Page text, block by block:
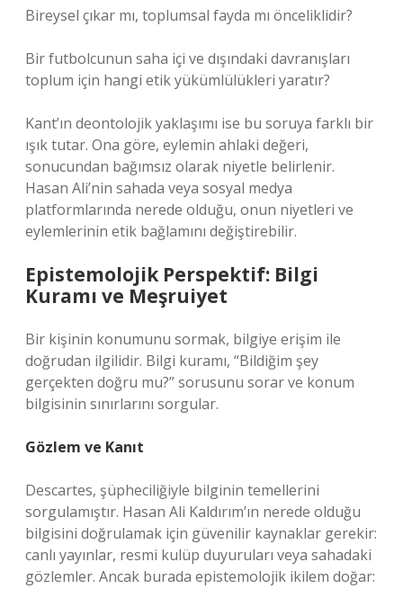
Bireysel çıkar mı, toplumsal fayda mı önceliklidir?
Bir futbolcunun saha içi ve dışındaki davranışları
toplum için hangi etik yükümlülükleri yaratır?
Kant’ın deontolojik yaklaşımı ise bu soruya farklı bir
ışık tutar. Ona göre, eylemin ahlaki değeri,
sonucundan bağımsız olarak niyetle belirlenir.
Hasan Ali’nin sahada veya sosyal medya
platformlarında nerede olduğu, onun niyetleri ve
eylemlerinin etik bağlamını değiştirebilir.
Epistemolojik Perspektif: Bilgi
Kuramı ve Meşruiyet
Bir kişinin konumunu sormak, bilgiye erişim ile
doğrudan ilgilidir. Bilgi kuramı, “Bildiğim şey
gerçekten doğru mu?” sorusunu sorar ve konum
bilgisinin sınırlarını sorgular.
Gözlem ve Kanıt
Descartes, şüpheciliğiyle bilginin temellerini
sorgulamıştır. Hasan Ali Kaldırım’ın nerede olduğu
bilgisini doğrulamak için güvenilir kaynaklar gerekir:
canlı yayınlar, resmi kulüp duyuruları veya sahadaki
gözlemler. Ancak burada epistemolojik ikilem doğar: